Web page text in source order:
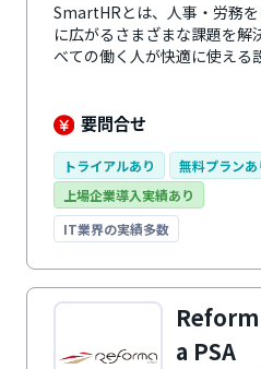
SmartHRとは、人事・労務
に広がるさまざまな課題を解
べての働く人が快適に使える
なく、入退社手続きや年末
務など、人事・労務に関わ
す。 さらに、業務の中で自然
を向上。 毎日の負担を減ら
出し、組織の生産性向上と持
人事を実現します。
要問合せ
トライアルあり 無料プランあ
上場企業導入実績あり
IT業界の実績多数
Reform
a PSA